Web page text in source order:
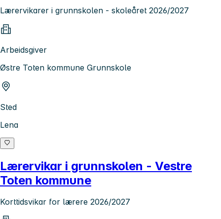
Lærervikarer i grunnskolen - skoleåret 2026/2027
Arbeidsgiver
Østre Toten kommune Grunnskole
Sted
Lena
Lærervikar i grunnskolen - Vestre
Toten kommune
Korttidsvikar for lærere 2026/2027